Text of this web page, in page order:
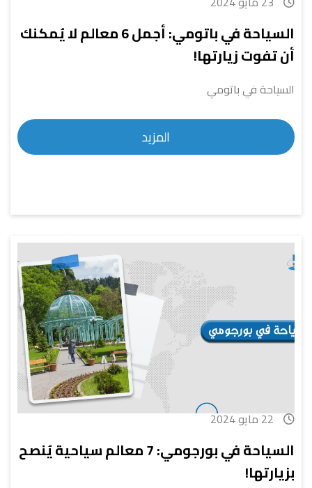
السياحة في باتومي: أجمل 6 معالم لا يُمكنك
أن تفوت زيارتها!
السياحة في باتومي
المزيد
22 مايو 2024
السياحة في بورجومي: 7 معالم سياحية يُنصح
بزيارتها!